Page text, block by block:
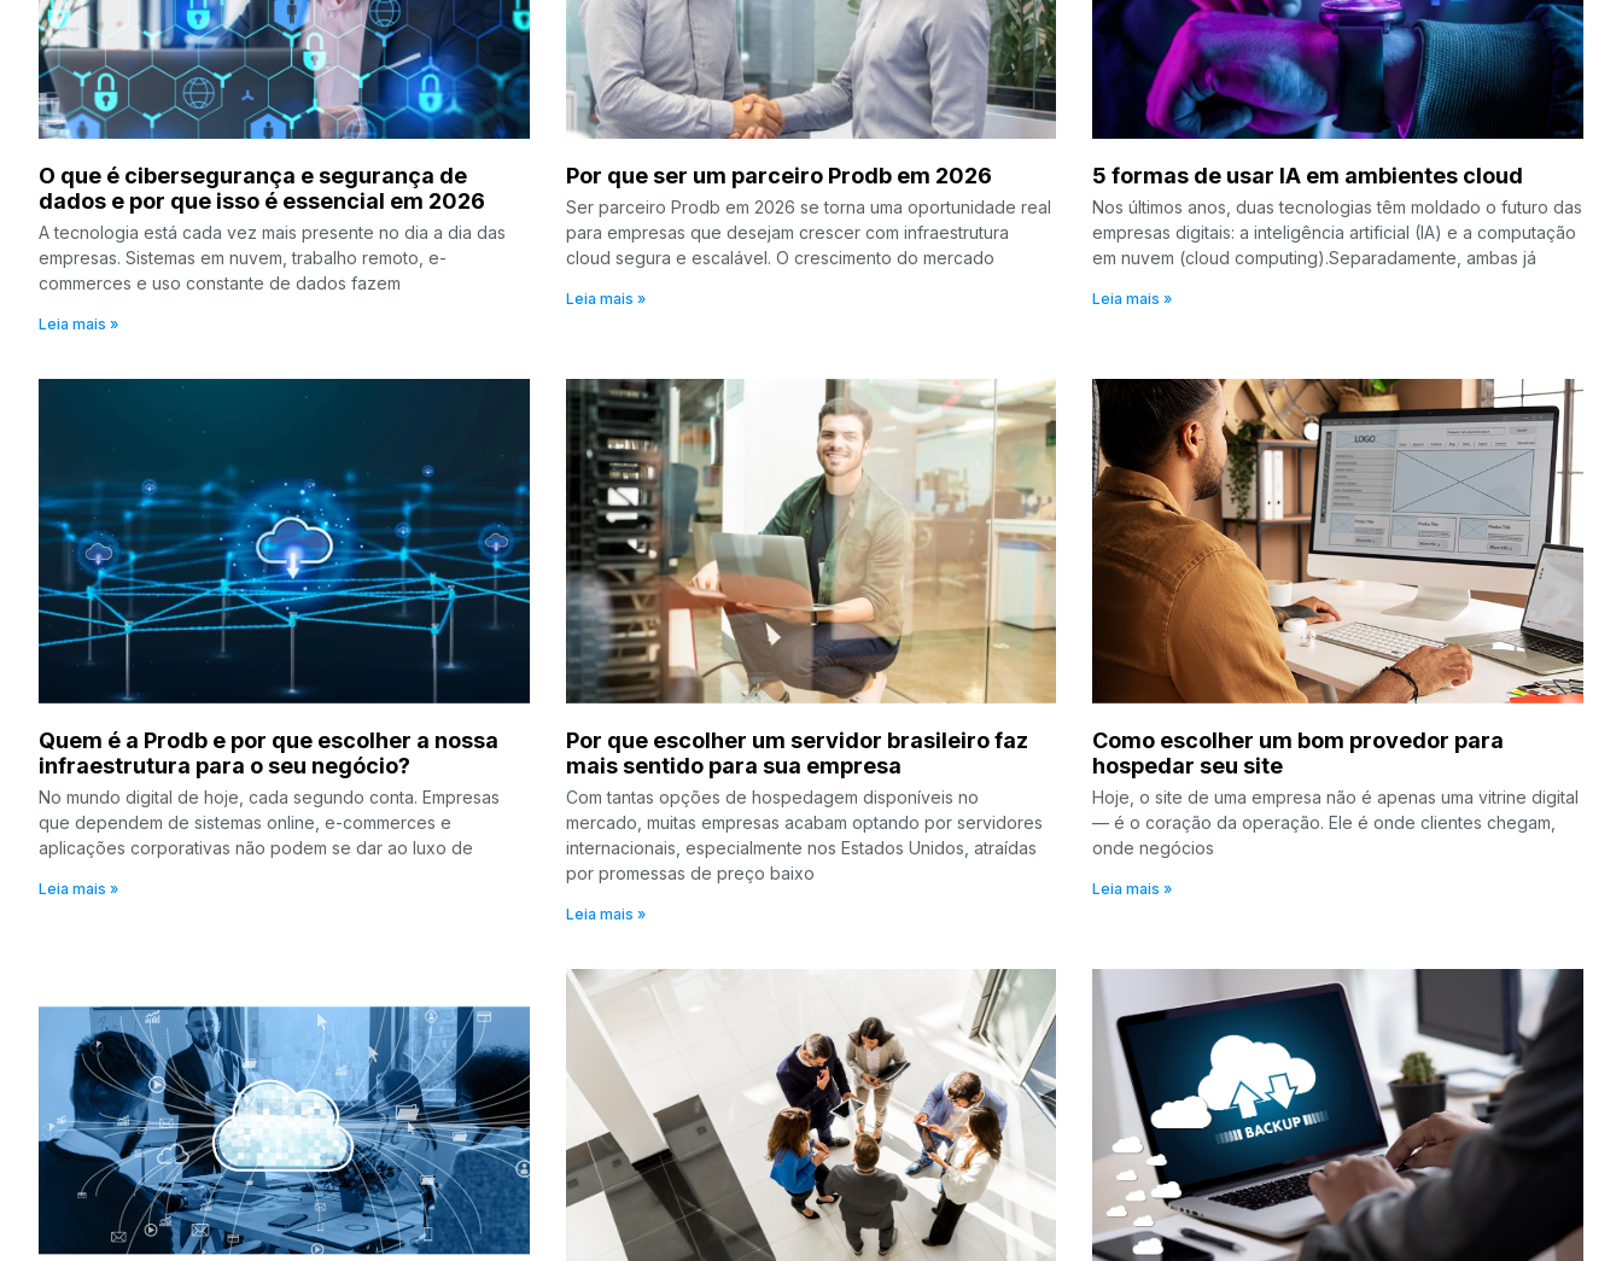
O que é cibersegurança e segurança de
dados e por que isso é essencial em 2026
A tecnologia está cada vez mais presente no dia a dia das
empresas. Sistemas em nuvem, trabalho remoto, e-
commerces e uso constante de dados fazem
Leia mais »
Por que ser um parceiro Prodb em 2026
Ser parceiro Prodb em 2026 se torna uma oportunidade real
para empresas que desejam crescer com infraestrutura
cloud segura e escalável. O crescimento do mercado
Leia mais »
5 formas de usar IA em ambientes cloud
Nos últimos anos, duas tecnologias têm moldado o futuro das
empresas digitais: a inteligência artificial (IA) e a computação
em nuvem (cloud computing).Separadamente, ambas já
Leia mais »
Quem é a Prodb e por que escolher a nossa
infraestrutura para o seu negócio?
No mundo digital de hoje, cada segundo conta. Empresas
que dependem de sistemas online, e-commerces e
aplicações corporativas não podem se dar ao luxo de
Leia mais »
Por que escolher um servidor brasileiro faz
mais sentido para sua empresa
Com tantas opções de hospedagem disponíveis no
mercado, muitas empresas acabam optando por servidores
internacionais, especialmente nos Estados Unidos, atraídas
por promessas de preço baixo
Leia mais »
Como escolher um bom provedor para
hospedar seu site
Hoje, o site de uma empresa não é apenas uma vitrine digital
— é o coração da operação. Ele é onde clientes chegam,
onde negócios
Leia mais »